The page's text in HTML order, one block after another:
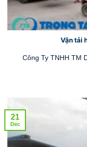
Vận tải
Công Ty TNHH TM
21
Dec